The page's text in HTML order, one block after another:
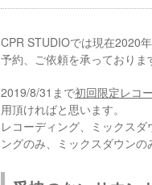
CPR STUDIOでは現在2020
予約、ご依頼を承っておりま
2019/8/31まで初回限定レコ
用頂ければと思います。
レコーディング、ミックス
ングのみ、ミックスダウン